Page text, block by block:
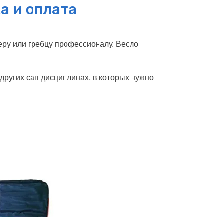
и оплата
или гребцу профессионалу. Весло
сап дисциплинах, в которых нужно